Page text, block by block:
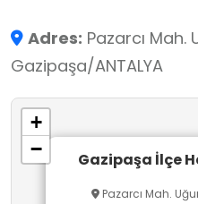
Adres: Pazarcı Mah.
Gazipaşa/ANTALYA
Gazipaşa İlçe
Pazarcı Mah.
+
−